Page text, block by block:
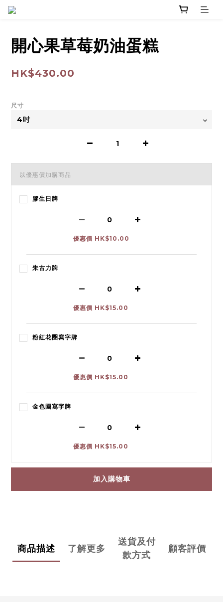
開心果草莓奶油蛋糕
HK$430.00
尺寸
以優惠價加購商品
膠生日牌
優惠價 HK$10.00
朱古力牌
優惠價 HK$15.00
粉紅花圈寫字牌
優惠價 HK$15.00
金色圈寫字牌
優惠價 HK$15.00
加入購物車
商品描述 了解更多
送貨及付
款方式
顧客評價